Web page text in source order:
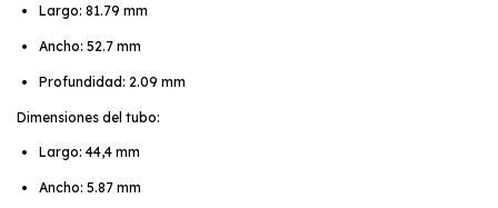
Largo: 81.79 mm
Ancho: 52.7 mm
Profundidad: 2.09 mm
Dimensiones del tubo:
Largo: 44,4 mm
Ancho: 5.87 mm